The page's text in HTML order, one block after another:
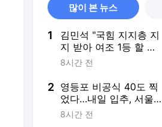
많이 본 뉴스
1
김민석 "국힘 지지층 지
지 받아 여조 1등 할 생
각 1도 없어"(종합)
8시간 전
2 영등포 비공식 40도 찍
었다…내일 입추, 서울
'진짜 40도' 넘나
8시간 전